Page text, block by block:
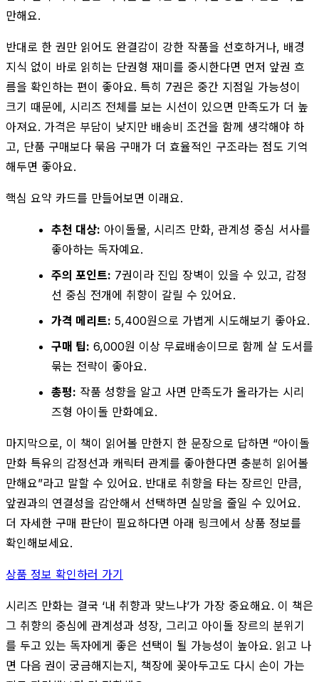
만해요.
반대로 한 권만 읽어도 완결감이 강한 작품을 선호하거나, 배경
지식 없이 바로 읽히는 단권형 재미를 중시한다면 먼저 앞권 흐
름을 확인하는 편이 좋아요. 특히 7권은 중간 지점일 가능성이
크기 때문에, 시리즈 전체를 보는 시선이 있으면 만족도가 더 높
아져요. 가격은 부담이 낮지만 배송비 조건을 함께 생각해야 하
고, 단품 구매보다 묶음 구매가 더 효율적인 구조라는 점도 기억
해두면 좋아요.
핵심 요약 카드를 만들어보면 이래요.
추천 대상: 아이돌물, 시리즈 만화, 관계성 중심 서사를
좋아하는 독자예요.
주의 포인트: 7권이라 진입 장벽이 있을 수 있고, 감정
선 중심 전개에 취향이 갈릴 수 있어요.
가격 메리트: 5,400원으로 가볍게 시도해보기 좋아요.
구매 팁: 6,000원 이상 무료배송이므로 함께 살 도서를
묶는 전략이 좋아요.
총평: 작품 성향을 알고 사면 만족도가 올라가는 시리
즈형 아이돌 만화예요.
마지막으로, 이 책이 읽어볼 만한지 한 문장으로 답하면 “아이돌
만화 특유의 감정선과 캐릭터 관계를 좋아한다면 충분히 읽어볼
만해요”라고 말할 수 있어요. 반대로 취향을 타는 장르인 만큼,
앞권과의 연결성을 감안해서 선택하면 실망을 줄일 수 있어요.
더 자세한 구매 판단이 필요하다면 아래 링크에서 상품 정보를
확인해보세요.
상품 정보 확인하러 가기
시리즈 만화는 결국 ‘내 취향과 맞느냐’가 가장 중요해요. 이 책은
그 취향의 중심에 관계성과 성장, 그리고 아이돌 장르의 분위기
를 두고 있는 독자에게 좋은 선택이 될 가능성이 높아요. 읽고 나
면 다음 권이 궁금해지는지, 책장에 꽂아두고도 다시 손이 가는